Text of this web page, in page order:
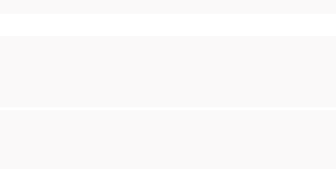
gesagt von der Permittivität ε dieses Materials. Und da wir
von der des Vakuums unterscheidet. Die Einheit der
Film über den Kondensator und seine Kapazität schon gesehen